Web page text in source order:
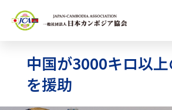
中国が3000キロ以
を援助